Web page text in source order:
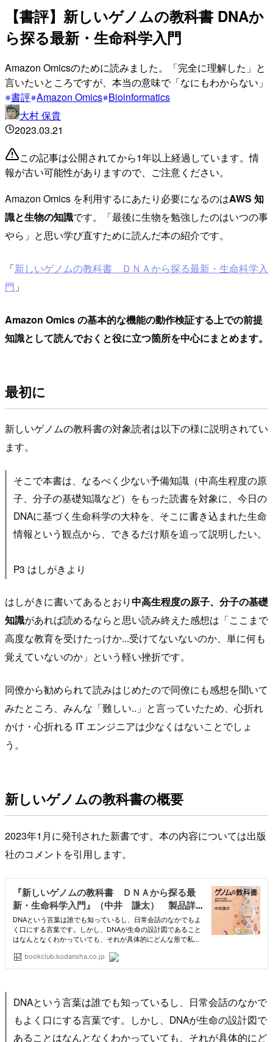
【書評】新しいゲノムの教科書 DNAか
ら探る最新・生命科学入門
Amazon Omicsのために読みました。「完全に理解した」と
言いたいところですが、本当の意味で「なにもわからない」
書評 Amazon Omics Bioinformatics
大村 保貴
2023.03.21
この記事は公開されてから1年以上経過しています。情
報が古い可能性がありますので、ご注意ください。
Amazon Omics を利用するにあたり必要になるのはAWS 知
識と生物の知識です。「最後に生物を勉強したのはいつの事
やら」と思い学び直すために読んだ本の紹介です。
「新しいゲノムの教科書 ＤＮＡから探る最新・生命科学入
門 」
Amazon Omics の基本的な機能の動作検証する上での前提
知識として読んでおくと役に立つ箇所を中心にまとめます。
最初に
新しいゲノムの教科書の対象読者は以下の様に説明されてい
ます。
そこで本書は、なるべく少ない予備知識（中高生程度の原
子、分子の基礎知識など）をもった読書を対象に、今日の
DNAに基づく生命科学の大枠を、そこに書き込まれた生命
情報という観点から、できるだけ順を追って説明したい。
P3 はしがきより
はしがきに書いてあるとおり中高生程度の原子、分子の基礎
知識があれば読めるならと思い読み終えた感想は「ここまで
高度な教育を受けたっけか...受けてないないのか、単に何も
覚えていないのか」という軽い挫折です。
同僚から勧められて読みはじめたので同僚にも感想を聞いて
みたところ、みんな「難しい..」と言っていたため、心折れ
かけ・心折れる IT エンジニアは少なくはないことでしょ
う。
新しいゲノムの教科書の概要
2023年1月に発刊された新書です。本の内容については出版
社のコメントを引用します。
DNAという言葉は誰でも知っているし、日常会話のなかで
もよく口にする言葉です。しかし、DNAが生命の設計図で
あることはなんとなくわかっていても、それが具体的にど